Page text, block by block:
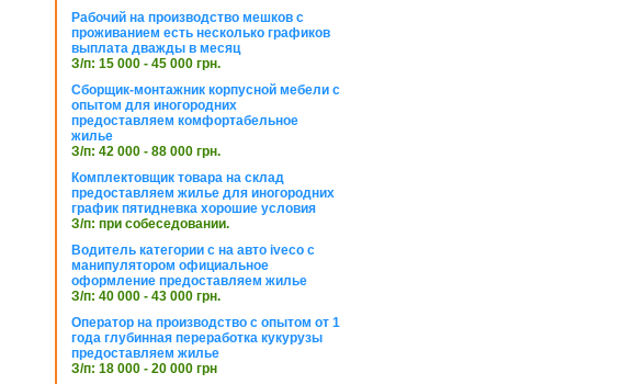
Рабочий на производство мешков с
проживанием есть несколько графиков
выплата дважды в месяц
З/п: 15 000 - 45 000 грн.
Сборщик-монтажник корпусной мебели с
опытом для иногородних
предоставляем комфортабельное
жилье
З/п: 42 000 - 88 000 грн.
Комплектовщик товара на склад
предоставляем жилье для иногородних
график пятидневка хорошие условия
З/п: при собеседовании.
Водитель категории с на авто iveco с
манипулятором официальное
оформление предоставляем жилье
З/п: 40 000 - 43 000 грн.
Оператор на производство с опытом от 1
года глубинная переработка кукурузы
предоставляем жилье
З/п: 18 000 - 20 000 грн